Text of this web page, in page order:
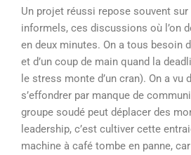
Un projet réussi repose souvent
informels, ces discussions où l’on
en deux minutes. On a tous besoin
et d’un coup de main quand la
le stress monte d’un cran). On a vu
s’effondrer par manque de
groupe soudé peut déplacer des
leadership, c’est cultiver cette
machine à café tombe en panne,